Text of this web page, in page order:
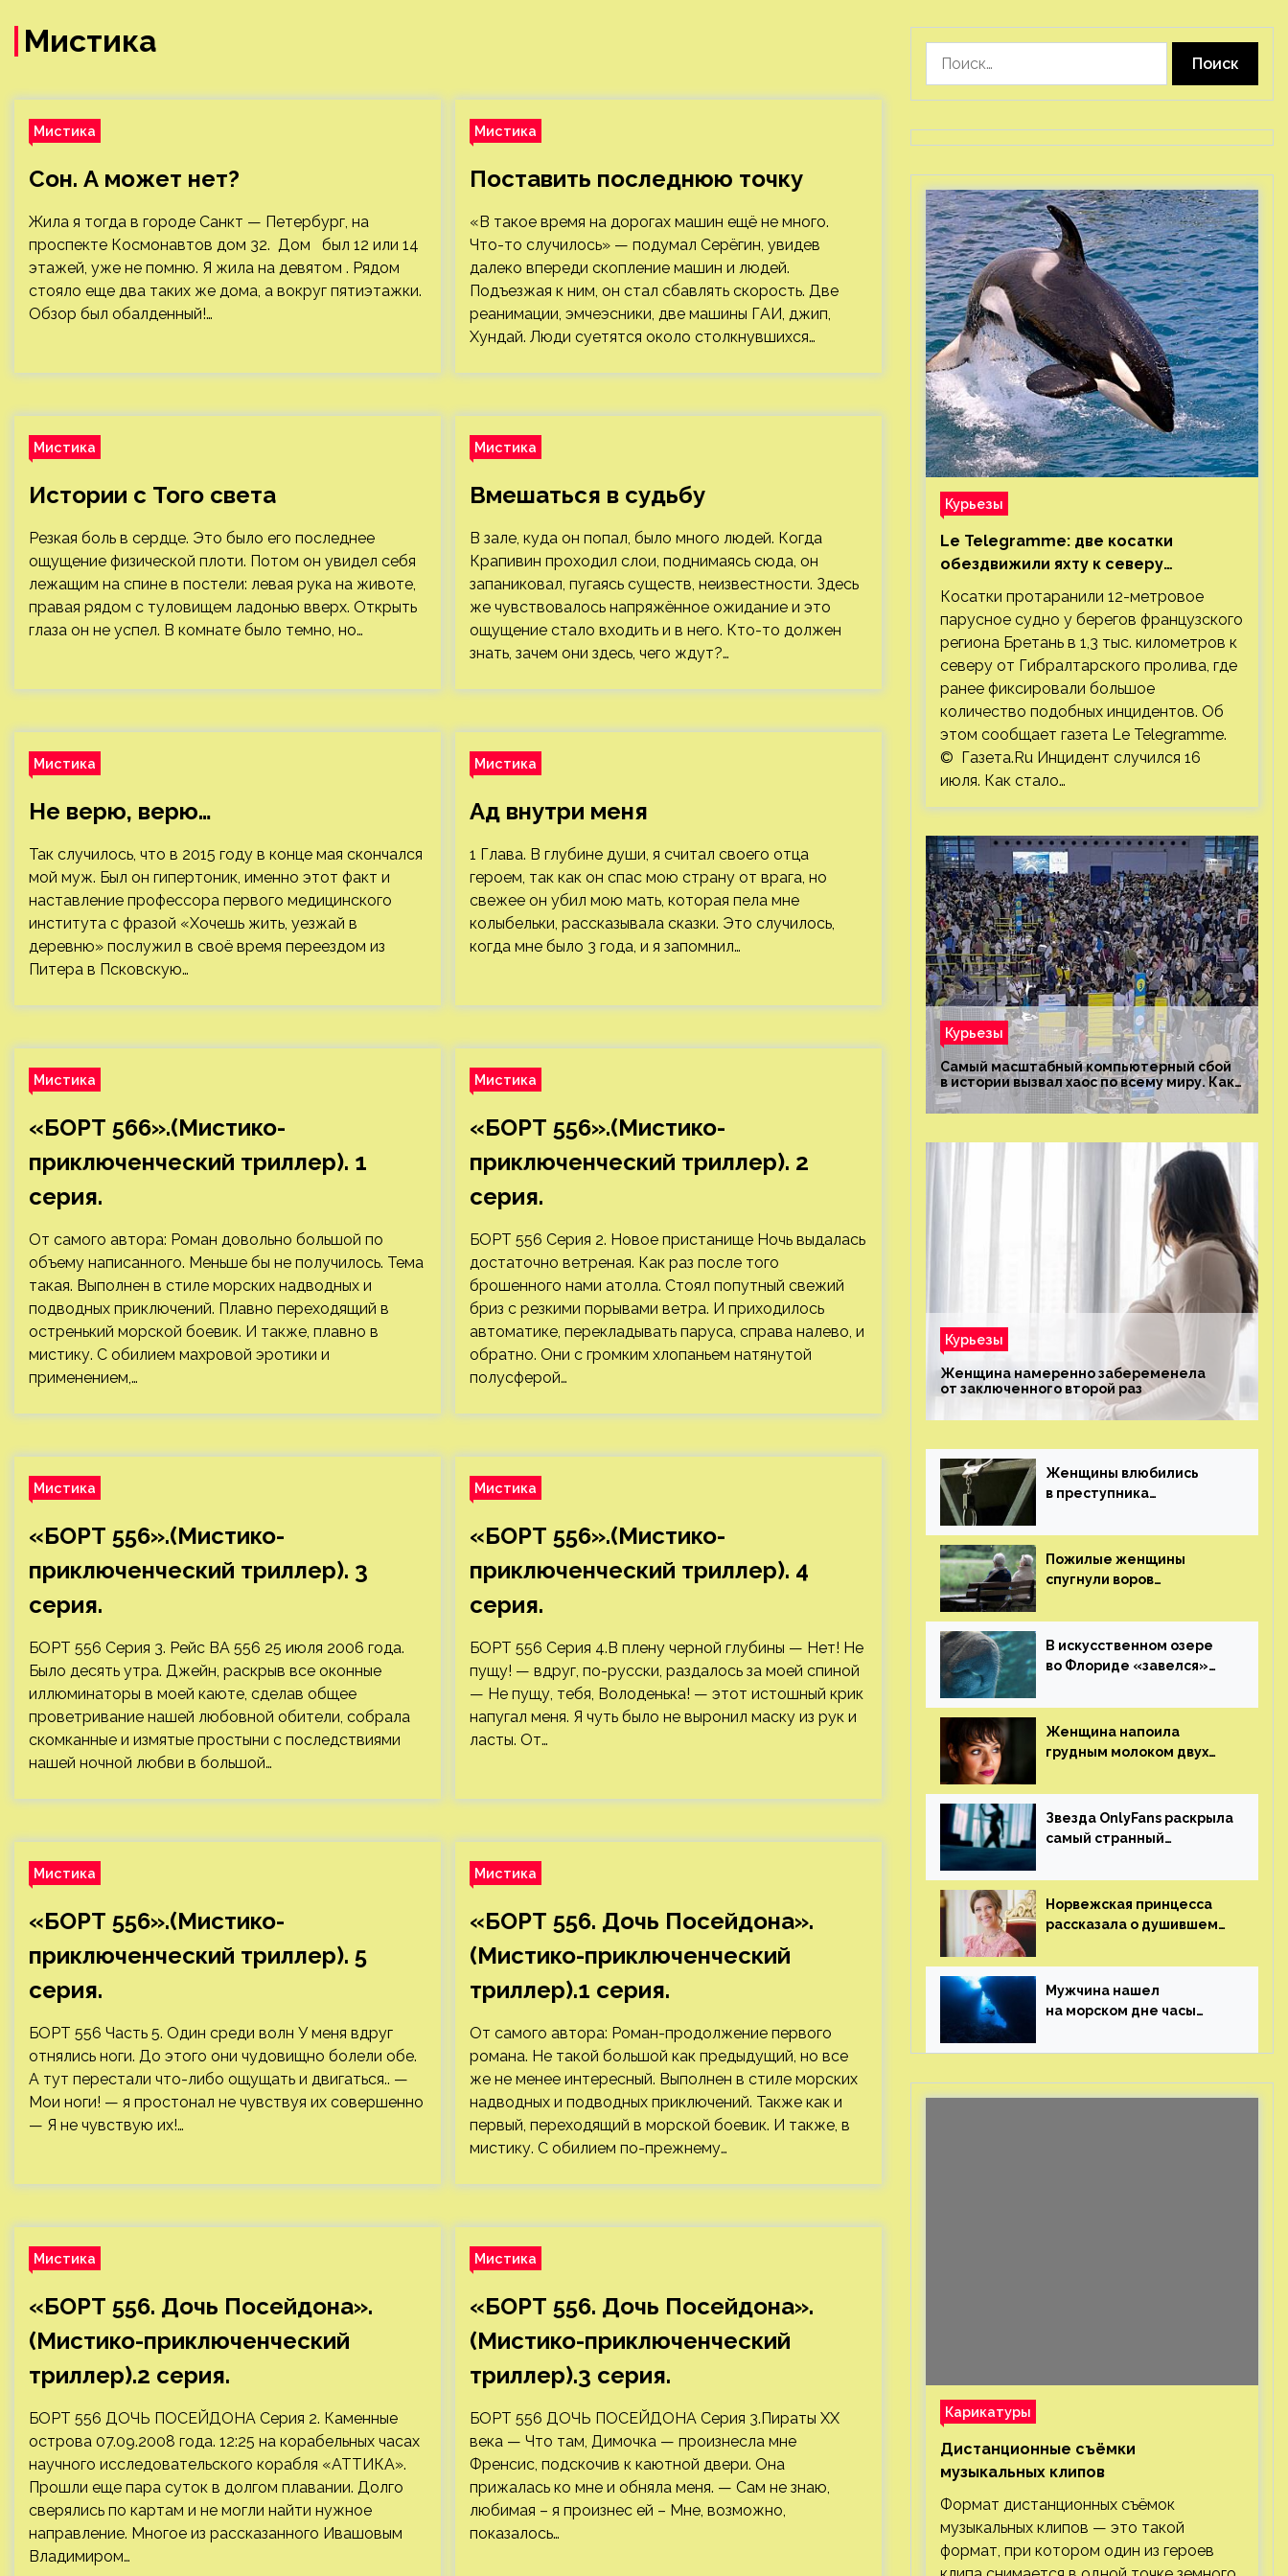
Мистика
Мистика
Сон. А может нет?
Жила я тогда в городе Санкт — Петербург, на
проспекте Космонавтов дом 32. Дом был 12 или 14
этажей, уже не помню. Я жила на девятом . Рядом
стояло еще два таких же дома, а вокруг пятиэтажки.
Обзор был обалденный!…
Мистика
Поставить последнюю точку
«В такое время на дорогах машин ещё не много.
Что-то случилось» — подумал Серёгин, увидев
далеко впереди скопление машин и людей.
Подъезжая к ним, он стал сбавлять скорость. Две
реанимации, эмчеэсники, две машины ГАИ, джип,
Хундай. Люди суетятся около столкнувшихся…
Мистика
Истории с Того света
Резкая боль в сердце. Это было его последнее
ощущение физической плоти. Потом он увидел себя
лежащим на спине в постели: левая рука на животе,
правая рядом с туловищем ладонью вверх. Открыть
глаза он не успел. В комнате было темно, но…
Мистика
Вмешаться в судьбу
В зале, куда он попал, было много людей. Когда
Крапивин проходил слои, поднимаясь сюда, он
запаниковал, пугаясь существ, неизвестности. Здесь
же чувствовалось напряжённое ожидание и это
ощущение стало входить и в него. Кто-то должен
знать, зачем они здесь, чего ждут?…
Мистика
Не верю, верю…
Так случилось, что в 2015 году в конце мая скончался
мой муж. Был он гипертоник, именно этот факт и
наставление профессора первого медицинского
института с фразой «Хочешь жить, уезжай в
деревню» послужил в своё время переездом из
Питера в Псковскую…
Мистика
Ад внутри меня
1 Глава. В глубине души, я считал своего отца
героем, так как он спас мою страну от врага, но
свежее он убил мою мать, которая пела мне
колыбельки, рассказывала сказки. Это случилось,
когда мне было 3 года, и я запомнил…
Мистика
«БОРТ 566».(Мистико-
приключенческий триллер). 1
серия.
От самого автора: Роман довольно большой по
объему написанного. Меньше бы не получилось. Тема
такая. Выполнен в стиле морских надводных и
подводных приключений. Плавно переходящий в
остренький морской боевик. И также, плавно в
мистику. С обилием махровой эротики и
применением,…
Мистика
«БОРТ 556».(Мистико-
приключенческий триллер). 2
серия.
БОРТ 556 Серия 2. Новое пристанище Ночь выдалась
достаточно ветреная. Как раз после того
брошенного нами атолла. Стоял попутный свежий
бриз с резкими порывами ветра. И приходилось
автоматике, перекладывать паруса, справа налево, и
обратно. Они с громким хлопаньем натянутой
полусферой…
Мистика
«БОРТ 556».(Мистико-
приключенческий триллер). 3
серия.
БОРТ 556 Серия 3. Рейс ВА 556 25 июля 2006 года.
Было десять утра. Джейн, раскрыв все оконные
иллюминаторы в моей каюте, сделав общее
проветривание нашей любовной обители, собрала
скомканные и измятые простыни с последствиями
нашей ночной любви в большой…
Мистика
«БОРТ 556».(Мистико-
приключенческий триллер). 4
серия.
БОРТ 556 Серия 4.В плену черной глубины — Нет! Не
пущу! — вдруг, по-русски, раздалось за моей спиной
— Не пущу, тебя, Володенька! — этот истошный крик
напугал меня. Я чуть было не выронил маску из рук и
ласты. От…
Мистика
«БОРТ 556».(Мистико-
приключенческий триллер). 5
серия.
БОРТ 556 Часть 5. Один среди волн У меня вдруг
отнялись ноги. До этого они чудовищно болели обе.
А тут перестали что-либо ощущать и двигаться.. —
Мои ноги! — я простонал не чувствуя их совершенно
— Я не чувствую их!…
Мистика
«БОРТ 556. Дочь Посейдона».
(Мистико-приключенческий
триллер).1 серия.
От самого автора: Роман-продолжение первого
романа. Не такой большой как предыдущий, но все
же не менее интересный. Выполнен в стиле морских
надводных и подводных приключений. Также как и
первый, переходящий в морской боевик. И также, в
мистику. С обилием по-прежнему…
Мистика
«БОРТ 556. Дочь Посейдона».
(Мистико-приключенческий
триллер).2 серия.
БОРТ 556 ДОЧЬ ПОСЕЙДОНА Серия 2. Каменные
острова 07.09.2008 года. 12:25 на корабельных часах
научного исследовательского корабля «АТТИКА».
Прошли еще пара суток в долгом плавании. Долго
сверялись по картам и не могли найти нужное
направление. Многое из рассказанного Ивашовым
Владимиром…
Мистика
«БОРТ 556. Дочь Посейдона».
(Мистико-приключенческий
триллер).3 серия.
БОРТ 556 ДОЧЬ ПОСЕЙДОНА Серия 3.Пираты ХХ
века — Что там, Димочка — произнесла мне
Френсис, подскочив к каютной двери. Она
прижалась ко мне и обняла меня. — Сам не знаю,
любимая – я произнес ей – Мне, возможно,
показалось…
Курьезы
Le Telegramme: две косатки
обездвижили яхту к северу
от Гибралтарского пролива
Косатки протаранили 12-метровое
парусное судно у берегов французского
региона Бретань в 1,3 тыс. километров к
северу от Гибралтарского пролива, где
ранее фиксировали большое
количество подобных инцидентов. Об
этом сообщает газета Le Telegramme.
© Газета.Ru Инцидент случился 16
июля. Как стало…
Курьезы
Самый масштабный компьютерный сбой
в истории вызвал хаос по всему миру. Как
это было?
Курьезы
Женщина намеренно забеременела
от заключенного второй раз
Женщины влюбились
в преступника
судью сохранить ему
жизнь
Пожилые женщины
спугнули воров
В искусственном озере
во Флориде «завелся»
Женщина напоила
грудным молоком двух
Звезда OnlyFans раскрыла
самый странный
от фаната
Норвежская принцесса
рассказала о душившем
генерала
Мужчина нашел
на морском дне часы
рублей с помощью
Карикатуры
Дистанционные съёмки
музыкальных клипов⁠⁠
Формат дистанционных съёмок
музыкальных клипов — это такой
формат, при котором один из героев